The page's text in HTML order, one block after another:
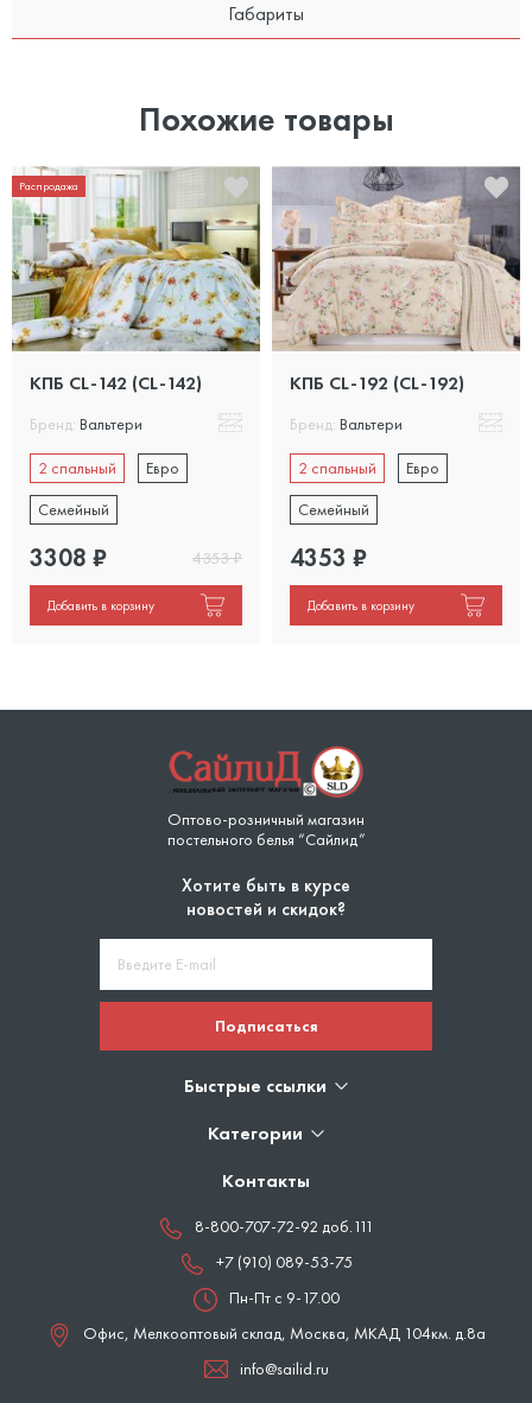
Габариты
Похожие товары
Распродажа
КПБ CL-142 (CL-142)
Бренд: Вальтери
2 спальный
Евро
Семейный
3308 ₽ 4353₽
Добавить в корзину
КПБ CL-192 (CL-192)
Бренд: Вальтери
2 спальный
Евро
Семейный
4353 ₽
Добавить в корзину
Оптово-розничный магазин
постельного белья “Сайлид”
Хотите быть в курсе
новостей и скидок?
Подписаться
Быстрые ссылки
Категории
Контакты
8-800-707-72-92 доб.111
+7 (910) 089-53-75
Пн-Пт с 9-17.00
Офис, Мелкооптовый склад, Москва, МКАД 104км. д.8а
info@sailid.ru